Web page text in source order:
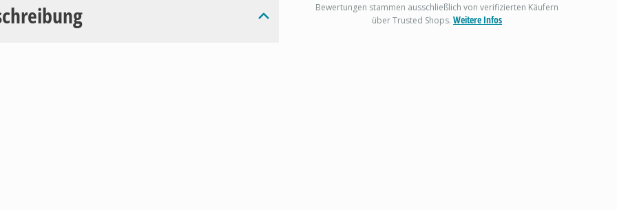
Bewertungen stammen ausschließlich von verifizierten Käufern
über Trusted Shops.Weitere Infos